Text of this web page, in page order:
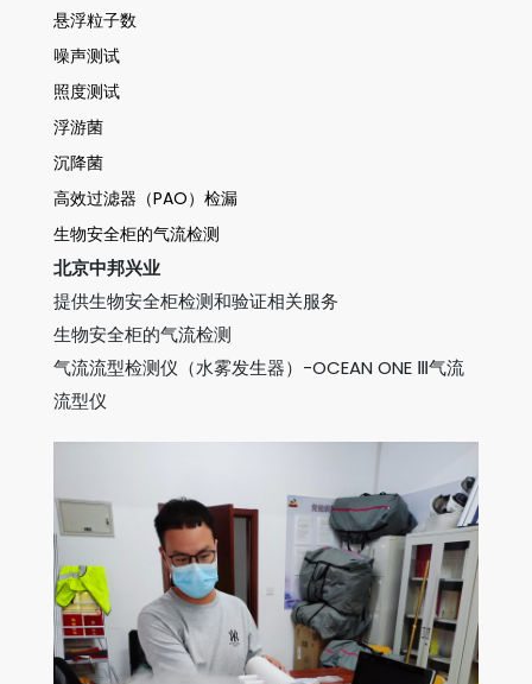
悬浮粒子数
噪声测试
照度测试
浮游菌
沉降菌
高效过滤器（PAO）检漏
生物安全柜的气流检测
北京中邦兴业
提供生物安全柜检测和验证相关服务
生物安全柜的气流检测
气流流型检测仪（水雾发生器）-OCEAN ONE Ⅲ气流
流型仪